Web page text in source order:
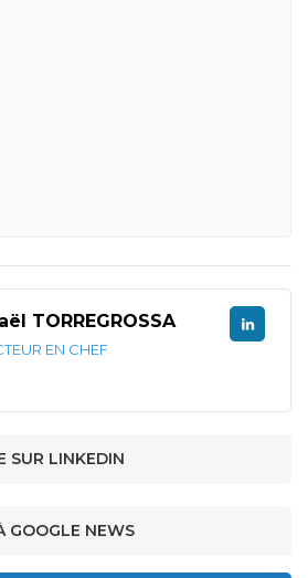
TORREGROSSA
EN CHEF
SUR LINKEDIN
GOOGLE NEWS